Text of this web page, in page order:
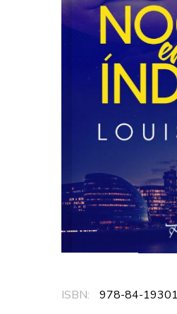
ISBN:
978-84-